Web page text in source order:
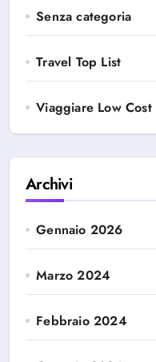
Senza categoria
Travel Top List
Viaggiare Low Cost
Archivi
Gennaio 2026
Marzo 2024
Febbraio 2024